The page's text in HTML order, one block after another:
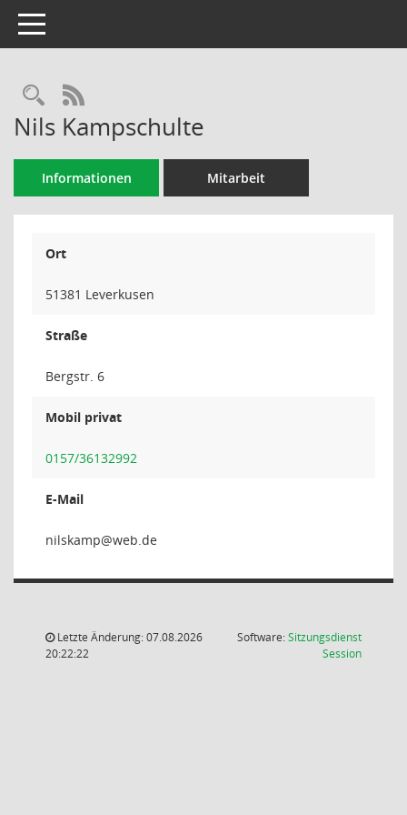
Toggle navigation
Rechercheauswahl
RSS-Feed
Nils Kampschulte
Informationen Mitarbeit
Ort
51381 Leverkusen
Straße
Bergstr. 6
Mobil privat
0157/36132992
E-Mail
pmak
Letzte Änderung: 07.08.2026
20:22:22
Software:Sitzungsdienst
Session(Wird in